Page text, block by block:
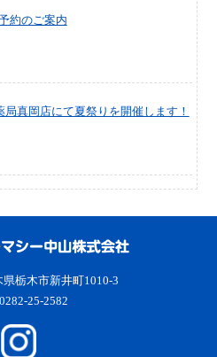
約のご案内
局真岡店にて夏祭りを開催します！
県栃木市新井町1010-3
25-2582